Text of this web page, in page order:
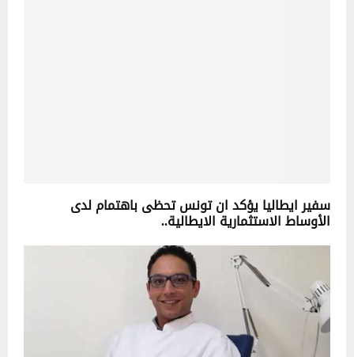
سفير ايطاليا يؤكد ان تونس تحظى باهتمام لدى
الأوساط الاستثمارية الايطالية..